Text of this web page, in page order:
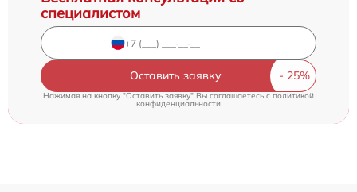
специалистом
Оставить заявку
Нажимая на кнопку "Оставить заявку" Вы соглашаетесь c политикой
конфиденциальности